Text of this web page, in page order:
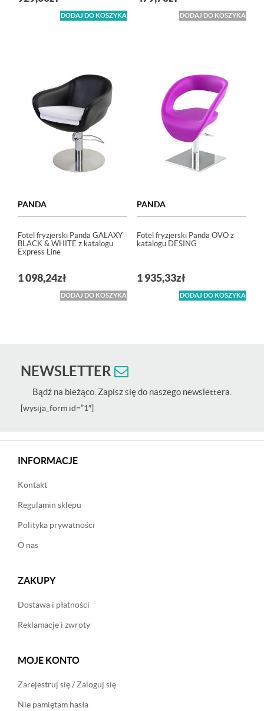
DODAJ DO KOSZYKA DODAJ DO KOSZYKA
PANDA
Fotel fryzjerski Panda GALAXY
BLACK & WHITE z katalogu
Express Line
1 098,24zł
DODAJ DO KOSZYKA
PANDA
Fotel fryzjerski Panda OVO z
katalogu DESING
1 935,33zł
DODAJ DO KOSZYKA
NEWSLETTER
Bądź na bieżąco. Zapisz się do naszego newslettera.
[wysija_form id=”1″]
INFORMACJE
Kontakt
Regulamin sklepu
Polityka prywatności
O nas
ZAKUPY
Dostawa i płatności
Reklamacje i zwroty
MOJE KONTO
Zarejestruj się / Zaloguj się
Nie pamiętam hasła